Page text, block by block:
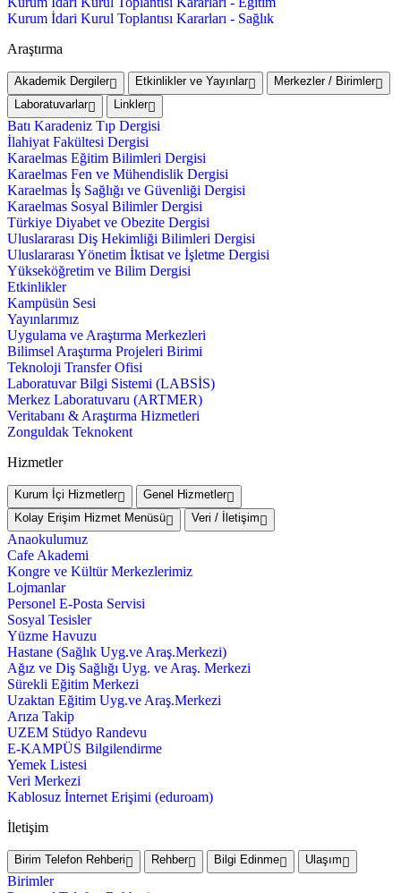
Kurum İdari Kurul Toplantısı Kararları - Sağlık
Araştırma
Akademik Dergiler Etkinlikler ve Yayınlar
Merkezler / Birimler
Laboratuvarlar
Linkler
Batı Karadeniz Tıp Dergisi
İlahiyat Fakültesi Dergisi
Karaelmas Eğitim Bilimleri Dergisi
Karaelmas Fen ve Mühendislik Dergisi
Karaelmas İş Sağlığı ve Güvenliği Dergisi
Karaelmas Sosyal Bilimler Dergisi
Türkiye Diyabet ve Obezite Dergisi
Uluslararası Diş Hekimliği Bilimleri Dergisi
Uluslararası Yönetim İktisat ve İşletme Dergisi
Yükseköğretim ve Bilim Dergisi
Etkinlikler
Kampüsün Sesi
Yayınlarımız
Uygulama ve Araştırma Merkezleri
Bilimsel Araştırma Projeleri Birimi
Teknoloji Transfer Ofisi
Laboratuvar Bilgi Sistemi (LABSİS)
Merkez Laboratuvaru (ARTMER)
Veritabanı & Araştırma Hizmetleri
Zonguldak Teknokent
Hizmetler
Kurum İçi Hizmetler
Genel Hizmetler
Kolay Erişim Hizmet Menüsü
Veri / İletişim
Anaokulumuz
Cafe Akademi
Kongre ve Kültür Merkezlerimiz
Lojmanlar
Personel E-Posta Servisi
Sosyal Tesisler
Yüzme Havuzu
Hastane (Sağlık Uyg.ve Araş.Merkezi)
Ağız ve Diş Sağlığı Uyg. ve Araş. Merkezi
Sürekli Eğitim Merkezi
Uzaktan Eğitim Uyg.ve Araş.Merkezi
Arıza Takip
UZEM Stüdyo Randevu
E-KAMPÜS Bilgilendirme
Yemek Listesi
Veri Merkezi
Kablosuz İnternet Erişimi (eduroam)
İletişim
Birim Telefon Rehberi Rehber Bilgi Edinme Ulaşım
Birimler